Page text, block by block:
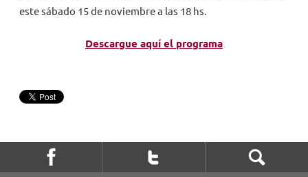
este sábado 15 de noviembre a las 18 hs.
Descargue aquí el programa